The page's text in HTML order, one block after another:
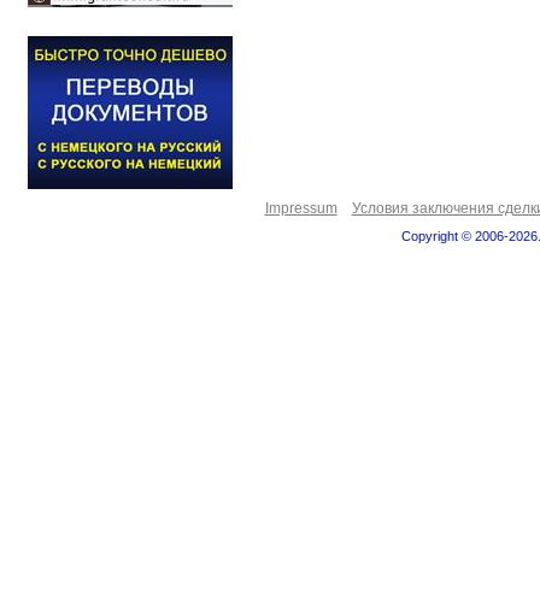
Impressum Условия заключения
Copyright © 2006-